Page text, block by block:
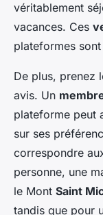
véritablement
vacances. Ces
plateformes
De plus, prenez
avis. Un
plateforme peut
sur ses
correspondre
personne, une
le Mont Saint
tandis que pour